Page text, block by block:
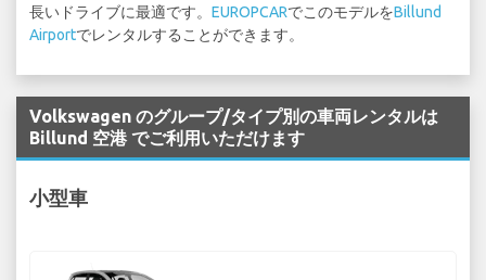
長いドライブに最適です。 EUROPCARでこのモデルをBillund
Airportでレンタルすることができます。
Volkswagen のグループ/タイプ別の車両レンタルは
Billund 空港 でご利用いただけます
小型車